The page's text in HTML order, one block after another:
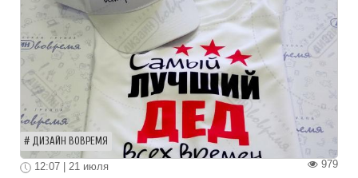
ДИЗАЙН ВОВРЕМЯ
979
12:07 | 21 июля